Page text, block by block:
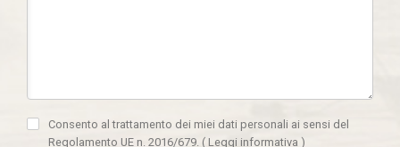
Consento al trattamento dei miei dati personali ai sensi del
Regolamento UE n. 2016/679. ( Leggi informativa )